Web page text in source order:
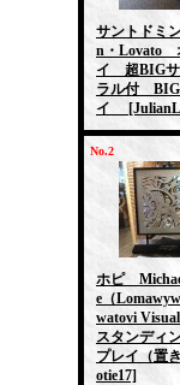
サントドミ
n・Lovato
イ 超BIGサ
ラル付 BIG
イ
No.2
ホピ
e（
watovi
スタンディ
プレイ（置
otie17]